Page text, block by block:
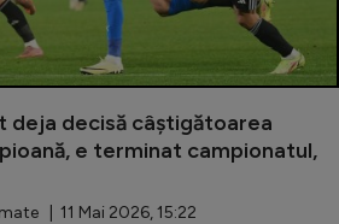
deja decisă câștigătoarea
e terminat campionatul,
| 11 Mai 2026, 15:22